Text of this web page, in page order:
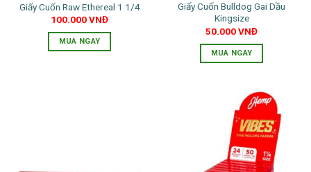
Giấy Cuốn Raw Ethereal 1 1/4
100.000VNĐ
MUA NGAY
Giấy Cuốn Bulldog Gai Dầu
Kingsize
50.000VNĐ
MUA NGAY